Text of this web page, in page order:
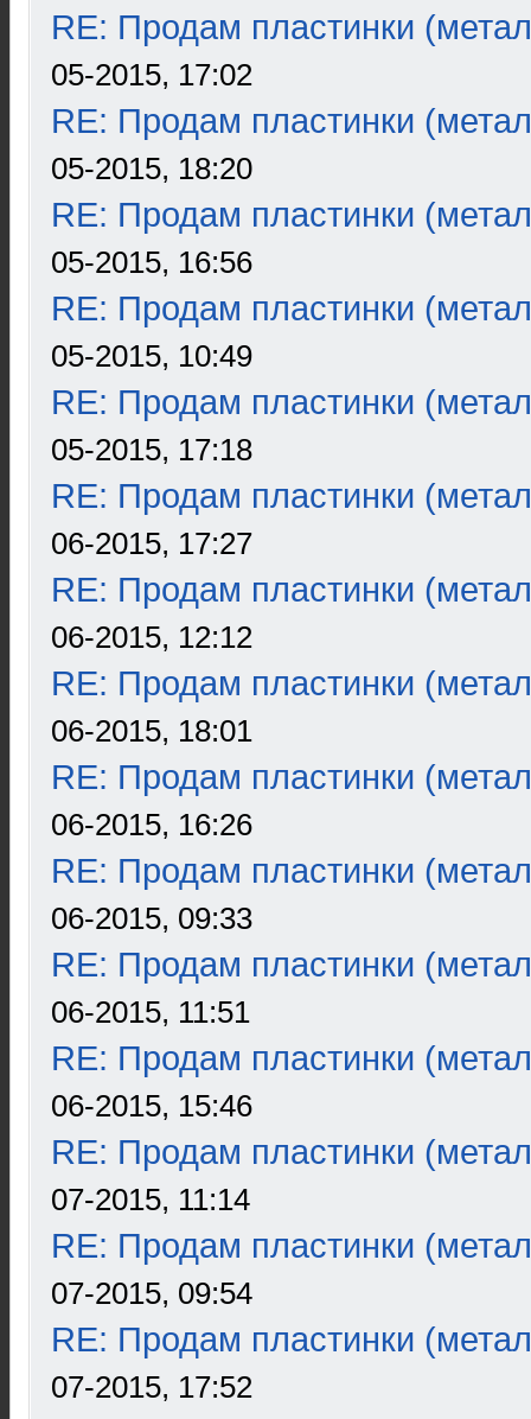
RE: Продам пластинки
05-2015, 17:02
RE: Продам пластинки
05-2015, 18:20
RE: Продам пластинки
05-2015, 16:56
RE: Продам пластинки
05-2015, 10:49
RE: Продам пластинки
05-2015, 17:18
RE: Продам пластинки
06-2015, 17:27
RE: Продам пластинки
06-2015, 12:12
RE: Продам пластинки
06-2015, 18:01
RE: Продам пластинки
06-2015, 16:26
RE: Продам пластинки
06-2015, 09:33
RE: Продам пластинки
06-2015, 11:51
RE: Продам пластинки
06-2015, 15:46
RE: Продам пластинки
07-2015, 11:14
RE: Продам пластинки
07-2015, 09:54
RE: Продам пластинки
07-2015, 17:52